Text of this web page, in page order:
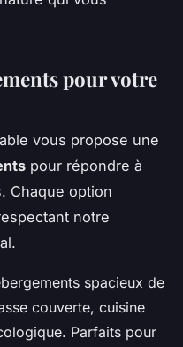
pour votre
vous propose une
pour répondre à
Chaque option
notre
spacieux de
couverte, cuisine
Parfaits pour